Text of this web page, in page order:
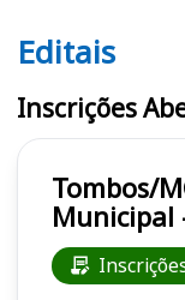
Editais
Editais
Inscrições
Tombos/MG
Municipal